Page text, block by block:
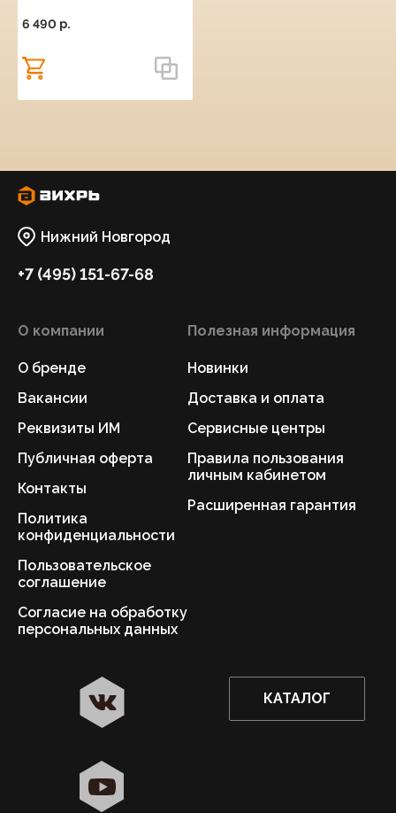
6 490 p.
Нижний Новгород
+7 (495) 151-67-68
О компании
О бренде
Вакансии
Реквизиты ИМ
Публичная оферта
Контакты
Политика
конфиденциальности
Пользовательское
соглашение
Согласие на обработку
персональных данных
Полезная информация
Новинки
Доставка и оплата
Сервисные центры
Правила пользования
личным кабинетом
Расширенная гарантия
КАТАЛОГ